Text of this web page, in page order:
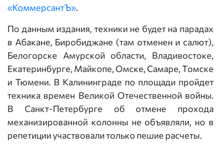
«КоммерсантЪ».
По данным издания, техники не будет на парадах
в Абакане, Биробиджане (там отменен и салют),
Белогорске Амурской области, Владивостоке,
Екатеринбурге, Майкопе, Омске, Самаре, Томске
и Тюмени. В Калининграде по площади пройдет
техника времен Великой Отечественной войны.
В Санкт-Петербурге об отмене прохода
механизированной колонны не объявляли, но в
репетиции участвовали только пешие расчеты.